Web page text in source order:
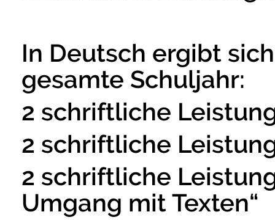
In Deutsch ergibt
gesamte Schuljahr:
2 schriftliche
2 schriftliche
2 schriftliche
Umgang mit Texten“